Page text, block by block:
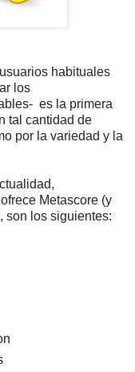
habituales
los
es la primera
tal cantidad de
por la variedad y la
Metascore (y
son los siguientes: